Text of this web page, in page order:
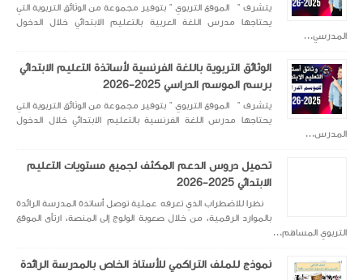
يتشرف " الموقع التربوي " بتوفير مجموعة من الوثائق التربوية التي
يحتاجها مدرس اللغة العربية بالتعليم الابتدائي خلال الدخول
المدرسي...
الوثائق التربوية باللغة الفرنسية لأساتذة التعليم الابتدائي
برسم الموسم الدراسي 2025-2026
يتشرف " الموقع التربوي " بتوفير مجموعة من الوثائق التربوية التي
يحتاجها مدرس اللغة الفرنسية بالتعليم الابتدائي خلال الدخول
المدرس...
تحميل دروس الدعم المكثف لجميع مستويات التعليم
الابتدائي 2025-2026
نظرا للاضطراب الذي تعرفه عملية توصل أساتذة المدرسة الرائدة
بالموارد الرقمية، من خلال صعوبة الولوج إلى المنصة، ارتأى الموقع
التربوي المساهم...
نموذج للملف التراكمي للأستاذ الخاص بالمدرسة الرائدة